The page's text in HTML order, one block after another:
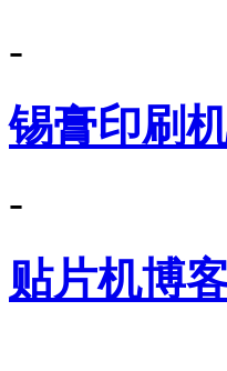
-
锡膏印刷
-
贴片机博